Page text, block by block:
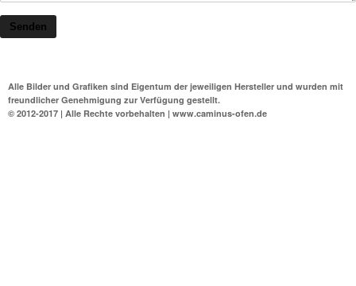
Senden
Alle Bilder und Grafiken sind Eigentum der jeweiligen Hersteller und wurden mit
freundlicher Genehmigung zur Verfügung gestellt.
© 2012-2017 | Alle Rechte vorbehalten | www.caminus-ofen.de